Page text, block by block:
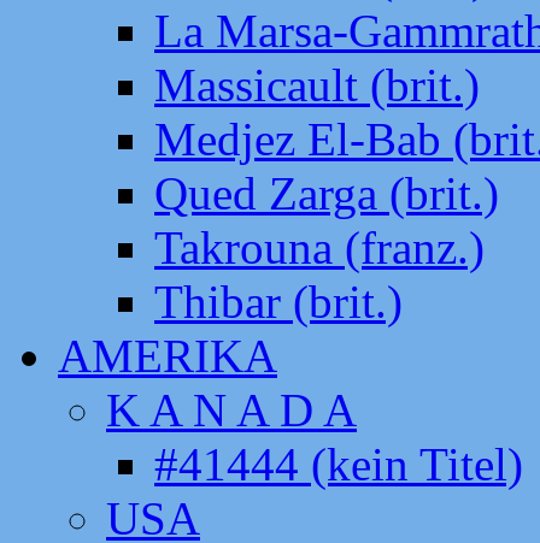
La Marsa-
Massicault (brit.)
Medjez El-Bab
Qued Zarga (brit.)
Takrouna (franz.)
Thibar (brit.)
AMERIKA
K A N A D A
#41444 (kein Titel)
USA